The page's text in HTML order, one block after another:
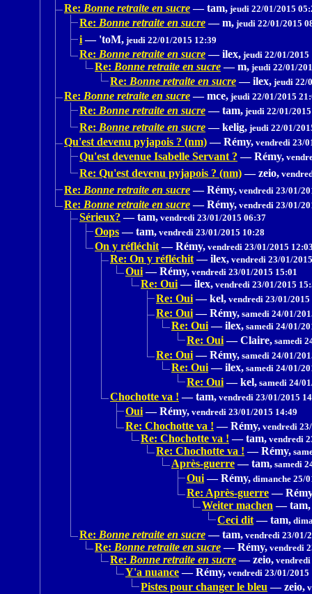
Re: Bonne retraite en sucre — tam, jeudi 22/01/2015
Re: Bonne retraite en sucre — m, jeudi 22/01/2015
i — 'toM, jeudi 22/01/2015 12:39
Re: Bonne retraite en sucre — ilex, jeudi 22/01/2015
Re: Bonne retraite en sucre — m, jeudi 22/01/
Re: Bonne retraite en sucre — ilex, jeudi 22/
Re: Bonne retraite en sucre — mce, jeudi 22/01/2015
Re: Bonne retraite en sucre — tam, jeudi 22/01/
Re: Bonne retraite en sucre — kelig, jeudi 22/01/
Qu'est devenu pyjapois ? (nm) — Rémy, vendredi 23/
Qu'est devenue Isabelle Servant ? — Rémy,
Re: Qu'est devenu pyjapois ? (nm) — zeio,
Re: Bonne retraite en sucre — Rémy, vendredi 23/01/
Re: Bonne retraite en sucre — Rémy, vendredi 23/01/
Sérieux? — tam, vendredi 23/01/2015 06:37
Oops — tam, vendredi 23/01/2015 10:28
On y réfléchit — Rémy, vendredi 23/01/2015
Re: On y réfléchit — ilex, vendredi 23/01/
Oui — Rémy, vendredi 23/01/2015 15:01
Re: Oui — ilex, vendredi 23/01/2015
Re: Oui — kel, vendredi 23/01/2015
Re: Oui — Rémy, samedi 24/01/
Re: Oui — ilex, samedi 24/01/
Re: Oui — Claire, samedi
Re: Oui — Rémy, samedi 24/01/
Re: Oui — ilex, samedi 24/01/
Re: Oui — kel, samedi 24/
Chochotte va ! — tam, vendredi 23/01/2015
Oui — Rémy, vendredi 23/01/2015 14:49
Re: Chochotte va ! — Rémy, vendredi
Re: Chochotte va ! — tam, vendredi
Re: Chochotte va ! — Rémy,
Après-guerre — tam, samedi
Oui — Rémy, dimanche 25/
Re: Après-guerre —
Weiter machen — tam,
Ceci dit — tam,
Re: Bonne retraite en sucre — tam, vendredi 23/01/
Re: Bonne retraite en sucre — Rémy, vendredi
Re: Bonne retraite en sucre — zeio,
Y'a nuance — Rémy, vendredi 23/01/2015
Pistes pour changer le bleu — zeio,